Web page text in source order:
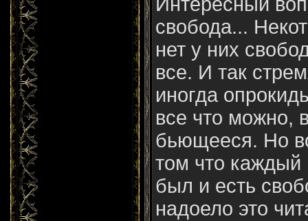
свобода...
нет у них
все. И так
иногда
все что можно,
бьющееся. Но
том что каждый
был и есть
надоело это